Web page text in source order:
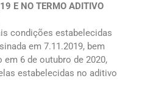
E NO TERMO ADITIVO
condições estabelecidas
em 7.11.2019, bem
6 de outubro de 2020,
estabelecidas no aditivo